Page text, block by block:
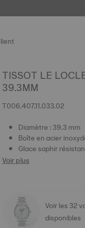
TISSOT LE
39.3MM
T006.407.11.033.02
Diamètre : 39.3 mm
Boîte en acier
Glace saphir
Voir plus
Voir les 32
disponibles